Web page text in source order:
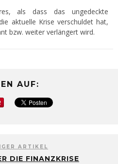
als dass das ungedeckte
aktuelle Krise verschuldet hat,
bzw. weiter verlängert wird.
AUF:
ARTIKEL
DIE FINANZKRISE